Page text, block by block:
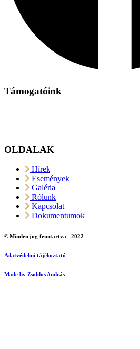
Támogatóink
OLDALAK
Hírek
Események
Galéria
Rólunk
Kapcsolat
Dokumentumok
© Minden jog fenntartva - 2022
Adatvédelmi tájékoztató
Made by Zsoldos András